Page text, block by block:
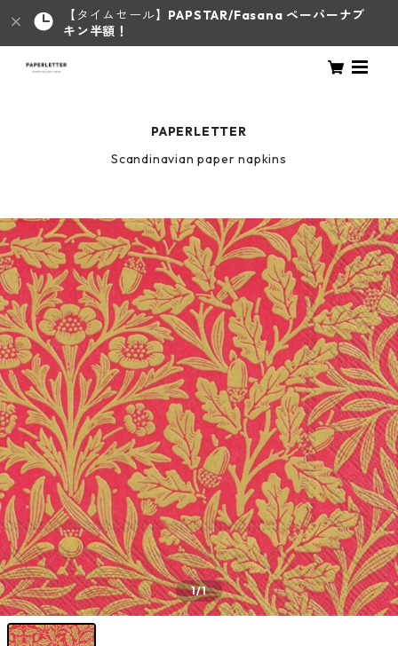
【タイムセール】 PAPSTAR/Fasana ペーパーナプ
キン半額！
PAPERLETTER
Scandinavian paper napkins
1/1